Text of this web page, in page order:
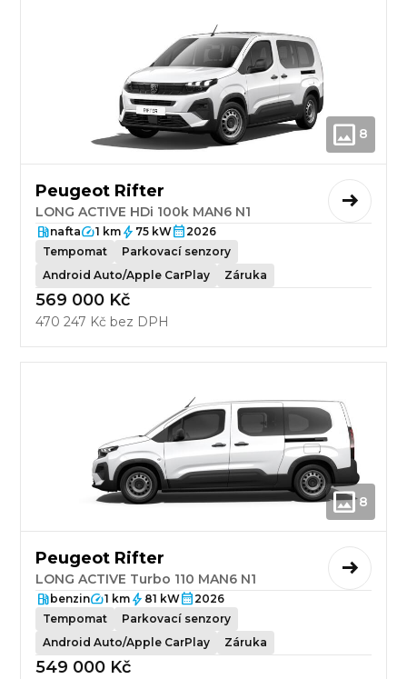
8
Peugeot Rifter
LONG ACTIVE HDi 100k MAN6 N1
nafta 1 km 75 kW
2026
Tempomat
Parkovací senzory
Android Auto/Apple CarPlay
Záruka
569 000 Kč
470 247 Kč bez DPH
8
Peugeot Rifter
LONG ACTIVE Turbo 110 MAN6 N1
benzin 1 km 81 kW
2026
Tempomat
Parkovací senzory
Android Auto/Apple CarPlay
Záruka
549 000 Kč